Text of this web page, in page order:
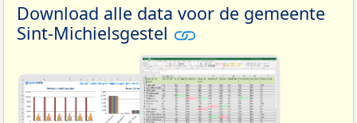
Download alle data voor de gemeente
Sint-Michielsgestel